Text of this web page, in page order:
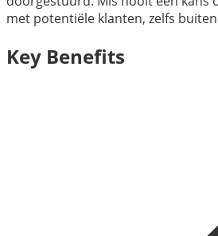
met potentiële klanten, zelfs
Key Benefits